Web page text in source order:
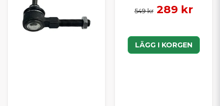
549 kr 289 kr
LÄGG I KORGEN